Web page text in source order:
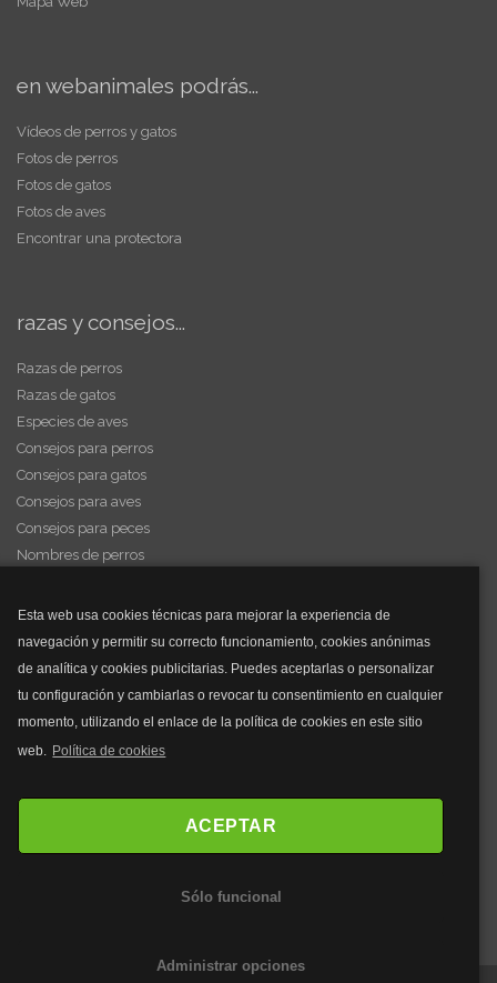
Esta web usa cookies técnicas para mejorar la experiencia de
navegación y permitir su correcto funcionamiento, cookies anónimas
de analítica y cookies publicitarias. Puedes aceptarlas o personalizar
tu configuración y cambiarlas o revocar tu consentimiento en cualquier
momento, utilizando el enlace de la política de cookies en este sitio
web. Política de cookies
ACEPTAR
Sólo funcional
Administrar opciones
en webanimales podrás...
Vídeos de perros y gatos
Fotos de perros
Fotos de gatos
Fotos de aves
Encontrar una protectora
razas y consejos...
Razas de perros
Razas de gatos
Especies de aves
Consejos para perros
Consejos para gatos
Consejos para aves
Consejos para peces
Nombres de perros
y mucho más...